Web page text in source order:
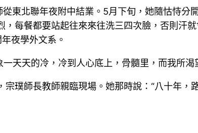
東北聯年夜附中結業。5月下旬，她隨怙恃分
每餐都要站起往來來往洗三四次臉，否則汗
夜學外文系。
一天天的冷，冷到人心底上，骨髓里，而我所
璞師長教師親臨現場。她那時說：“八十年，